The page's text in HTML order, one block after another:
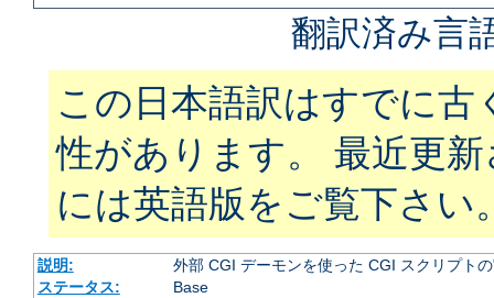
翻訳済み言
この日本語訳はすでに古
性があります。 最近更
には英語版をご覧下さい
説明:
外部 CGI デーモンを使った CGI スクリプト
ステータス:
Base